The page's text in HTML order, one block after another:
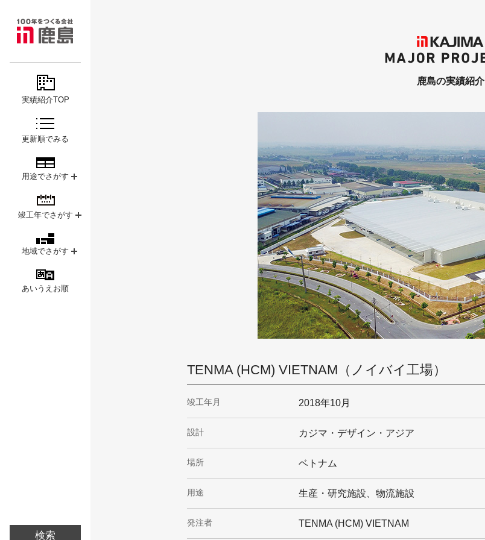
PROJECTS
実績紹介TOP
更新順でみる
用途でさがす
竣工年でさがす
地域でさがす
あいうえお順
KAJIMA
鹿島の実績紹介
TENMA (HCM) VIETNAM（ノイバイ工場）
竣工年月 2018年10月
設計 カジマ・デザイン・アジア
場所 ベトナム
用途 生産・研究施設、物流施設
発注者 TENMA (HCM) VIETNAM